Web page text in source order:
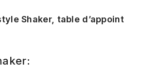
Shaker, table d’appoint